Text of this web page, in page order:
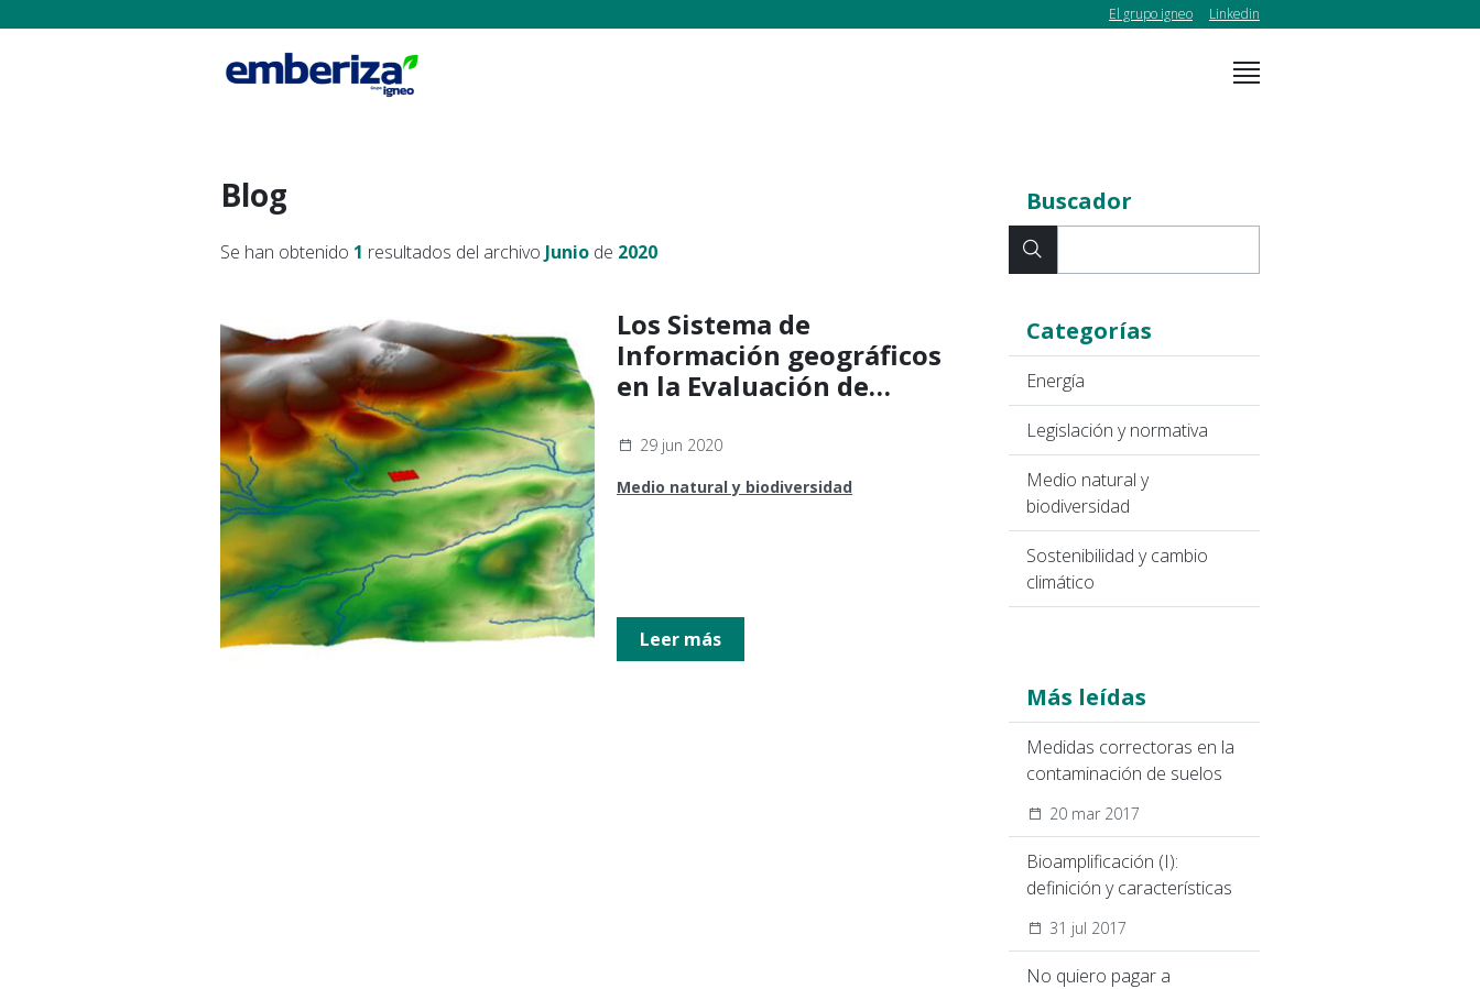
El grupo igneo Linkedin
Buscador
Categorías
Energía
Legislación y normativa
Medio natural y
biodiversidad
Sostenibilidad y cambio
climático
Más leídas
Medidas correctoras en la
contaminación de suelos
20 mar 2017
Bioamplificación (I):
definición y características
31 jul 2017
No quiero pagar a
Blog
Se han obtenido 1 resultados del archivo Junio de 2020
Los Sistema de
Información geográficos
en la Evaluación de
29 jun 2020
Medio natural y biodiversidad
Leer más